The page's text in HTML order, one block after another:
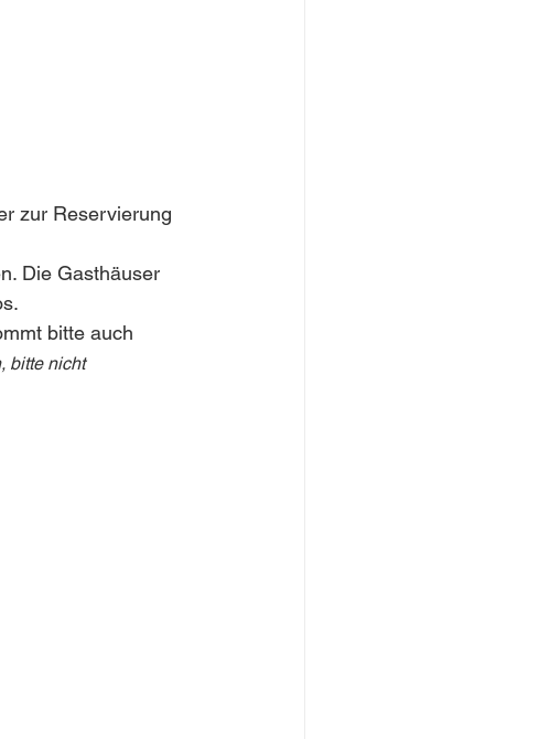
zur Reservierung
Die Gasthäuser
bitte auch
bitte nicht